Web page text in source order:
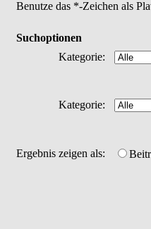
Benutze das *-Zeichen als
Suchoptionen
Kategorie:
Kategorie:
Ergebnis zeigen als: